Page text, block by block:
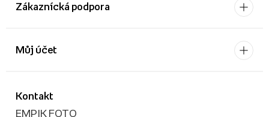
Zákaznícká podpora
Kontakt
EMPIK FOTO
Můj účet